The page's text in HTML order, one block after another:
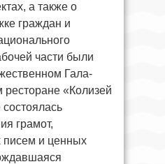
а также о
граждан и
части были
Гала-
ресторане «Колизей
грамот,
писем и ценных